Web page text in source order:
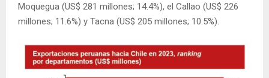
Moquegua (US$ 281 millones; 14.4%), el Callao (US$ 226
millones; 11.6%) y Tacna (US$ 205 millones; 10.5%).